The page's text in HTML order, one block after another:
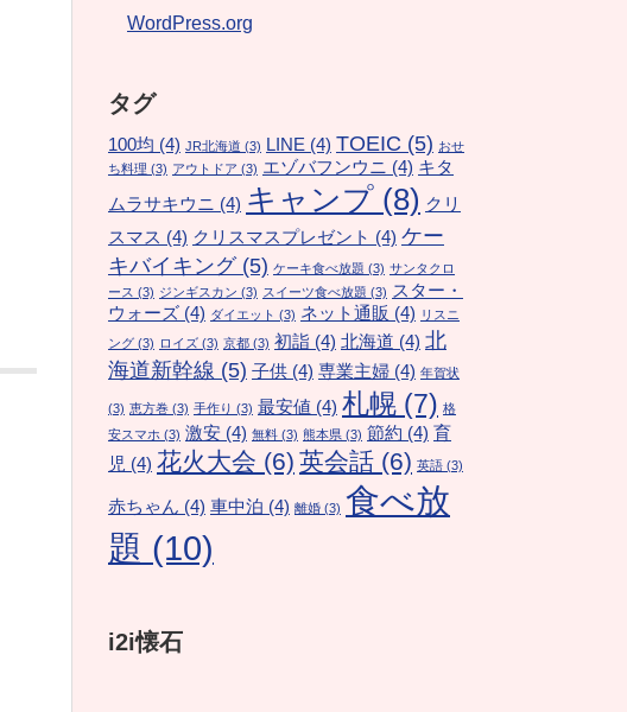
WordPress.org
タグ
100均 (4) JR北海道 (3) LINE (4) TOEIC (5) おせ
ち料理 (3) アウトドア (3) エゾバフンウニ (4) キタ
ムラサキウニ (4) キャンプ (8) クリ
スマス (4) クリスマスプレゼント (4) ケー
キバイキング(5) ケーキ食べ放題 (3) サンタクロ
ース (3) ジンギスカン (3) スイーツ食べ放題 (3) スター・
ウォーズ (4) ダイエット (3) ネット通販 (4) リスニ
ング (3) ロイズ (3) 京都 (3) 初詣 (4) 北海道 (4) 北
海道新幹線 (5) 子供 (4) 専業主婦 (4) 年賀状
(3) 恵方巻 (3) 手作り (3) 最安値 (4) 札幌 (7) 格
安スマホ (3) 激安 (4) 無料 (3) 熊本県 (3) 節約 (4) 育
児 (4) 花火大会 (6) 英会話 (6) 英語 (3)
赤ちゃん (4) 車中泊 (4) 離婚 (3) 食べ放
題 (10)
i2i懐石